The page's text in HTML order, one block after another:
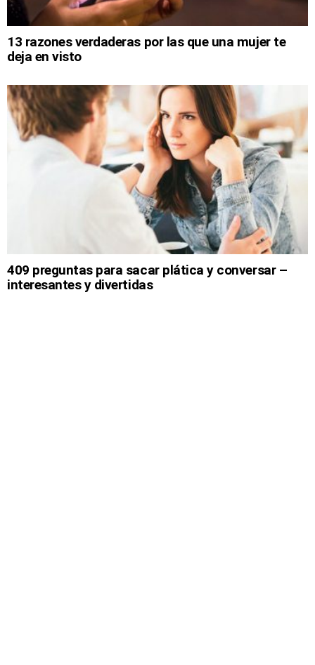
13 razones verdaderas por las que una mujer te
deja en visto
409 preguntas para sacar plática y conversar –
interesantes y divertidas